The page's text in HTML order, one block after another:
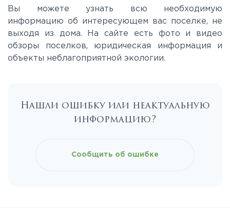
Минское
Новорижское
Вы можете узнать всю необходимую
информацию об интересующем вас поселке, не
выходя из дома. На сайте есть фото и видео
обзоры поселков, юридическая информация и
объекты неблагоприятной экологии.
Нашли ошибку или неактуальную
информацию?
Сообщить об ошибке